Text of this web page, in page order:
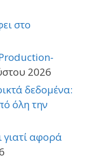
στο
2026
δεδομένα:
όλη την
γιατί αφορά